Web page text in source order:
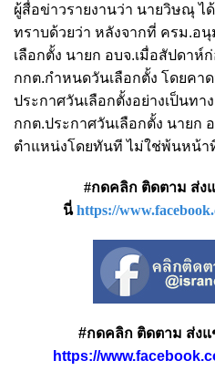
ผู้สื่อข่าวรายงานว่า นายวิษณุ ไ
ทราบด้วยว่า หลังจากที่ ครม.อ
เลือกตั้ง นายก อบจ.เมื่อสัปดา
กกต.กำหนดวันเลือกตั้ง โดยคา
ประกาศวันเลือกตั้งอย่างเป็นทา
กกต.ประกาศวันเลือกตั้ง นายก
ตำแหน่งโดยทันที ไม่ใช่พ้นหน้า
#กดคลิก ติดตาม ส่ง
นี่ https://
#กดคลิก ติดตาม ส่ง
https://